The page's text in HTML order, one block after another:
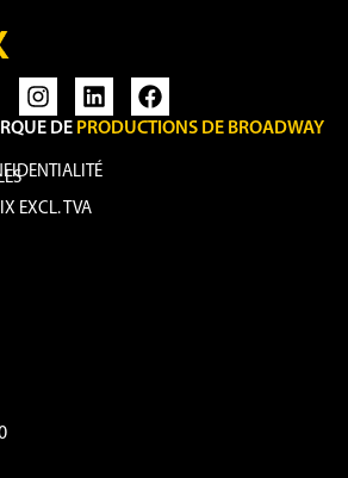
DE PRODUCTIONS DE BROADWAY
EXCL. TVA